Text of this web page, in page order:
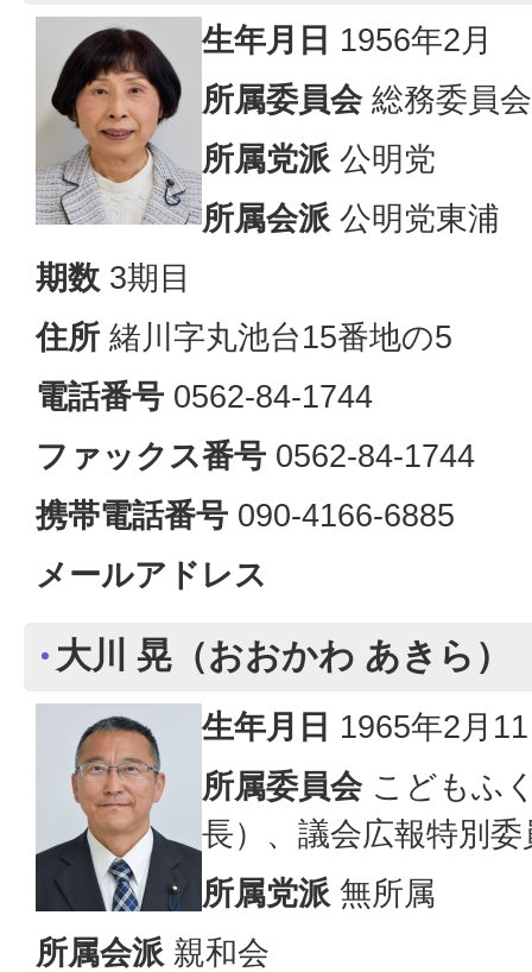
生年月日 1956年2月
所属委員会総務委員会
所属党派 公明党
所属会派 公明党東浦
期数 3期目
住所 緒川字丸池台15番地の5
電話番号 0562-84-1744
ファックス番号 0562-84-1744
携帯電話番号 090-4166-6885
メールアドレス
大川 晃（おおかわ あきら）
生年月日 1965年2月
所属委員会こどもふ
長）、議会広報特別
所属党派 無所属
所属会派 親和会